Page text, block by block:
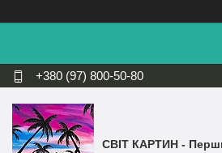
+380 (97) 800-50-80
СВІТ КАРТИН -